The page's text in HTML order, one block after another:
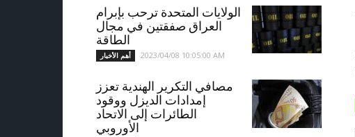
الولايات المتحدة ترحب بإبرام
العراق صفقتين في مجال
الطاقة
أهم الأخبار 2023/04/08 10:05:00 AM
مصافي التكرير الهندية تعزز
إمدادات الديزل ووقود
الطائرات إلى الاتحاد
الأوروبي